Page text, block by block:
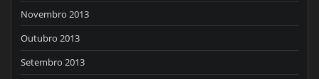
Novembro 2013
Outubro 2013
Setembro 2013